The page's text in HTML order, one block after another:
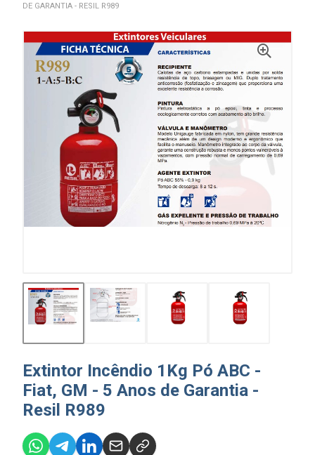
DE GARANTIA - RESIL R989
Extintor Incêndio 1Kg Pó ABC -
Fiat, GM - 5 Anos de Garantia -
Resil R989